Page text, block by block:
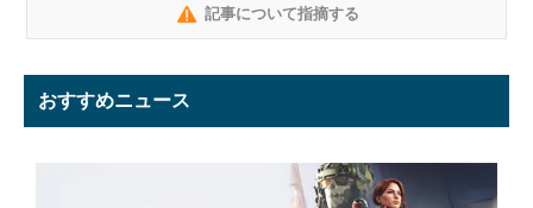
記事について指摘する
おすすめニュース